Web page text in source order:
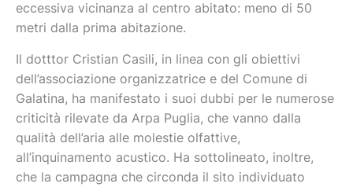
eccessiva vicinanza al centro abitato: meno di 50
metri dalla prima abitazione.
Il dotttor Cristian Casili, in linea con gli obiettivi
dell’associazione organizzatrice e del Comune di
Galatina, ha manifestato i suoi dubbi per le numerose
criticità rilevate da Arpa Puglia, che vanno dalla
qualità dell’aria alle molestie olfattive,
all’inquinamento acustico. Ha sottolineato, inoltre,
che la campagna che circonda il sito individuato